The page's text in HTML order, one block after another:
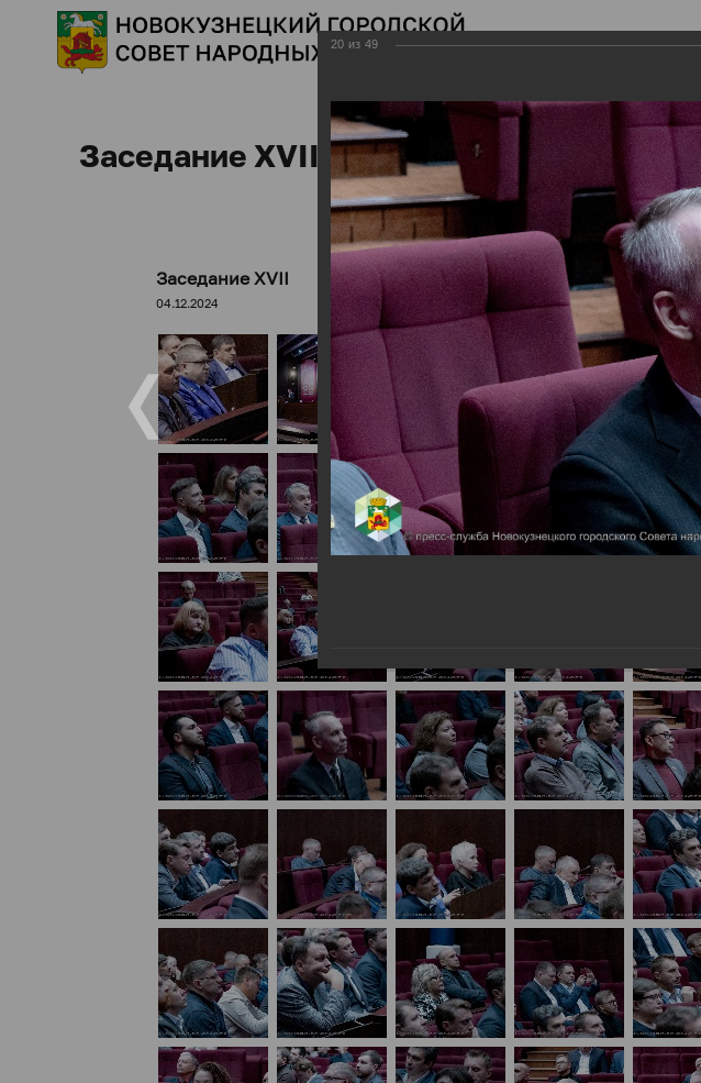
ДЕПУТАТЫ
Заседание XVII
Заседание XVII
04.12.2024
20 из 49